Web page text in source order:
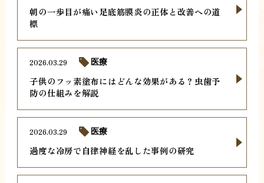
朝の一歩目が痛い足底筋膜炎の正体と改善への道
標
子供のフッ素塗布にはどんな効果がある？虫歯予
防の仕組みを解説
2026.03.29 医療
過度な冷房で自律神経を乱した事例の研究
2026.03.29 医療